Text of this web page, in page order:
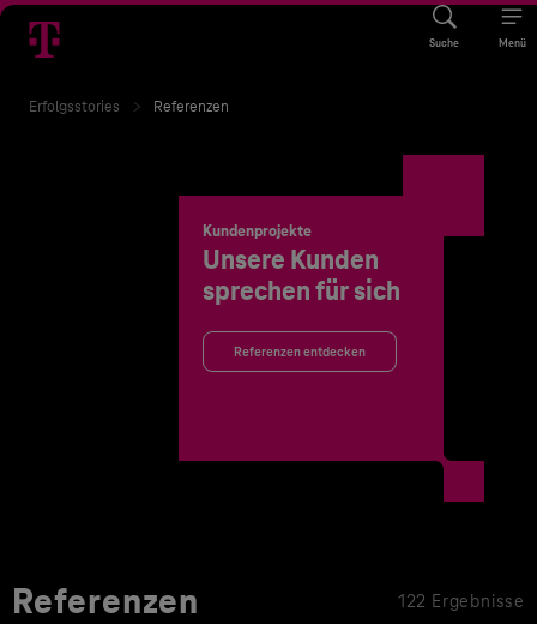
Suche Menü
Erfolgsstories Referenzen
Kundenprojekte
Unsere Kunden
sprechen für sich
Referenzen entdecken
Referenzen 122 Ergebnisse